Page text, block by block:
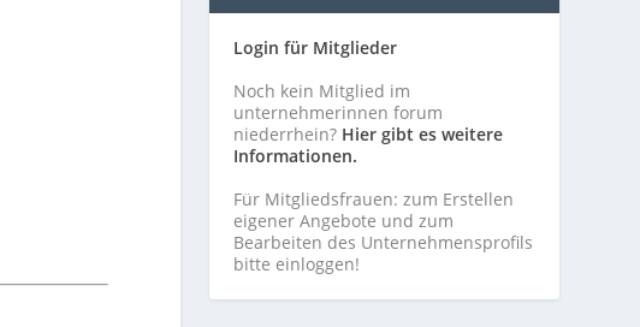
Login für Mitglieder
Noch kein Mitglied im
unternehmerinnen forum
niederrhein? Hier gibt es weitere
Informationen.
Für Mitgliedsfrauen: zum Erstellen
eigener Angebote und zum
Bearbeiten des Unternehmensprofils
bitte einloggen!